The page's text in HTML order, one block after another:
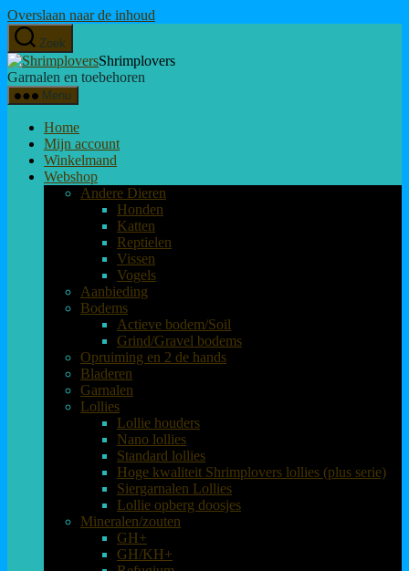
Overslaan naar de inhoud
Zoek
Shrimplovers
Garnalen en toebehoren
Menu
Home
Mijn account
Winkelmand
Webshop
Andere Dieren
Honden
Katten
Reptielen
Vissen
Vogels
Aanbieding
Bodems
Actieve bodem/Soil
Grind/Gravel bodems
Opruiming en 2 de hands
Bladeren
Garnalen
Lollies
Lollie houders
Nano lollies
Standard lollies
Hoge kwaliteit Shrimplovers lollies (plus serie)
Siergarnalen Lollies
Lollie opberg doosjes
Mineralen/zouten
GH+
GH/KH+